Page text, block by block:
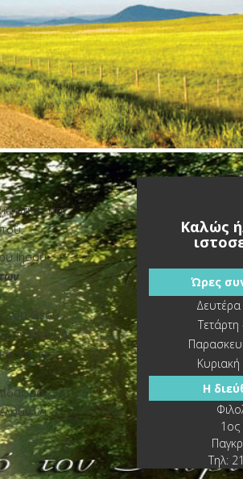
σας
Ιησού
του Θεού
το αίμα
να μας
μας να
να
Καλώς
Ώρες
Η
Τηλ: